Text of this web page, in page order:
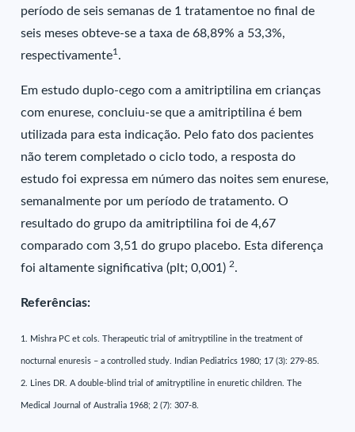
período de seis semanas de 1 tratamentoe no final de
seis meses obteve-se a taxa de 68,89% a 53,3%,
respectivamente1 .
Em estudo duplo-cego com a amitriptilina em crianças
com enurese, concluiu-se que a amitriptilina é bem
utilizada para esta indicação. Pelo fato dos pacientes
não terem completado o ciclo todo, a resposta do
estudo foi expressa em número das noites sem enurese,
semanalmente por um período de tratamento. O
resultado do grupo da amitriptilina foi de 4,67
comparado com 3,51 do grupo placebo. Esta diferença
foi altamente significativa (plt; 0,001)2.
Referências:
1. Mishra PC et cols. Therapeutic trial of amitryptiline in the treatment of
nocturnal enuresis – a controlled study. Indian Pediatrics 1980; 17 (3): 279-85.
2. Lines DR. A double-blind trial of amitryptiline in enuretic children. The
Medical Journal of Australia 1968; 2 (7): 307-8.